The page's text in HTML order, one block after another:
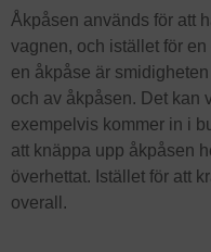
Åkpåsen används för att
vagnen, och istället för
en åkpåse är
och av åkpåsen. Det kan
exempelvis kommer in i
att knäppa upp åkpåsen
överhettat. Istället för att
overall.